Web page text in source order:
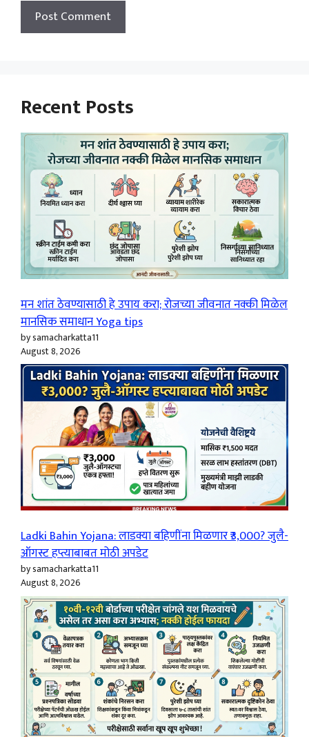
Recent Posts
मन शांत ठेवण्यासाठी हे उपाय करा; रोजच्या जीवनात नक्की मिळेल
मानसिक समाधान Yoga tips
by samacharkatta11
August 8, 2026
Ladki Bahin Yojana: लाडक्या बहिणींना मिळणार ₹3,000? जुलै-
ऑगस्ट हप्त्याबाबत मोठी अपडेट
by samacharkatta11
August 8, 2026